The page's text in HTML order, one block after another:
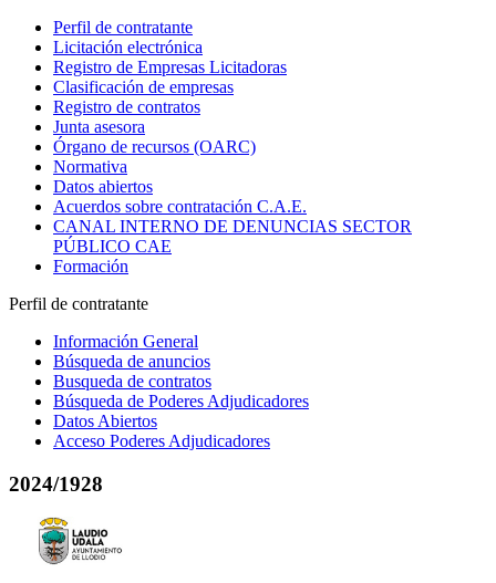
Perfil de contratante
Licitación electrónica
Registro de Empresas Licitadoras
Clasificación de empresas
Registro de contratos
Junta asesora
Órgano de recursos (OARC)
Normativa
Datos abiertos
Acuerdos sobre contratación C.A.E.
CANAL INTERNO DE DENUNCIAS SECTOR
PÚBLICO CAE
Formación
Perfil de contratante
Información General
Búsqueda de anuncios
Busqueda de contratos
Búsqueda de Poderes Adjudicadores
Datos Abiertos
Acceso Poderes Adjudicadores
2024/1928